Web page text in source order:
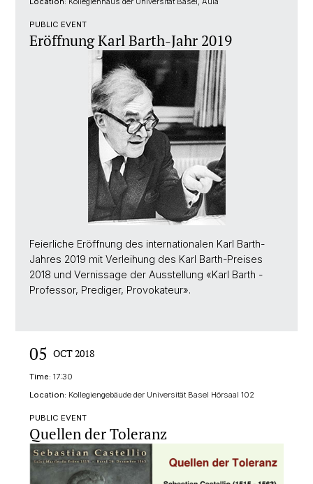
PUBLIC EVENT
Eröffnung Karl Barth-Jahr 2019
Feierliche Eröffnung des internationalen Karl Barth-
Jahres 2019 mit Verleihung des Karl Barth-Preises
2018 und Vernissage der Ausstellung «Karl Barth -
Professor, Prediger, Provokateur».
05 OCT 2018
Time: 17:30
Location: Kollegiengebäude der Universität Basel Hörsaal 102
PUBLIC EVENT
Quellen der Toleranz